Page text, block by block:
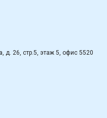
д. 26, стр.5, этаж 5, офис 5520